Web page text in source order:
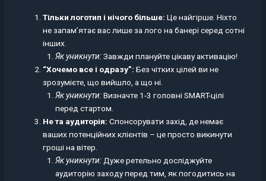
Тільки логотип і нічого більше: Це найгірше. Ніхто
не запам’ятає вас лише за лого на банері серед сотні
інших.
Як уникнути:Завжди плануйте цікаву активацію!
“Хочемо все і одразу”: Без чітких цілей ви не
зрозумієте, що вийшло, а що ні.
Як уникнути:Визначте 1-3 головні SMART-цілі
перед стартом.
Не та аудиторія: Спонсорувати захід, де немає
ваших потенційних клієнтів – це просто викинути
гроші на вітер.
Як уникнути:Дуже ретельно досліджуйте
аудиторію заходу перед тим, як погодитись на